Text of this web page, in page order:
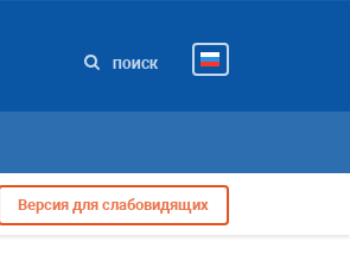
ПОИСК
Версия для слабовидящих